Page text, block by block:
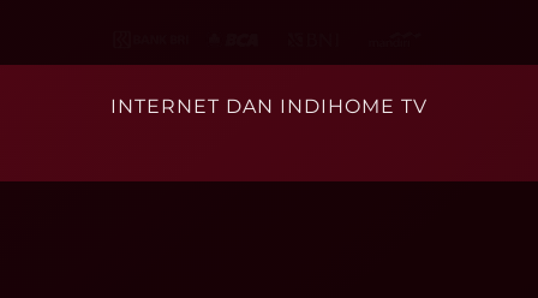
INTERNET DAN INDIHOME TV